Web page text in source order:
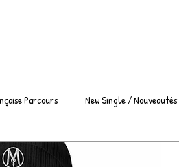
Parcours New Single / Nouveautés
Boutique de la Chanteuse Manôon